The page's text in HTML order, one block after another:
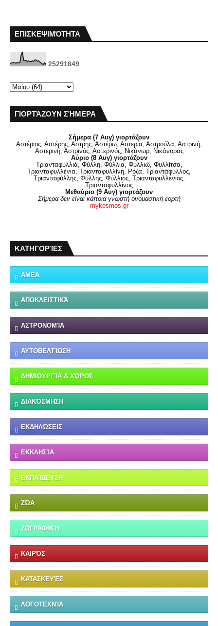
ΕΠΙΣΚΕΨΙΜΌΤΗΤΑ
25291649
ΓΙΟΡΤΆΖΟΥΝ ΣΉΜΕΡΑ
Σήμερα (7 Αυγ) γιορτάζουν
Αστέριος, Αστέρης, Αστρης, Αστέρω, Αστερία, Αστρούλα, Αστρινή,
Αστερινή, Αστρινός, Αστερινός, Νικάνωρ, Νικάνορας
Αύριο (8 Αυγ) γιορτάζουν
Τριανταφυλλιά, Φύλλη, Φύλλια, Φυλλιώ, Φυλλίτσα,
Τριανταφυλλένια, Τριανταφυλλίνη, Ρόζα, Τριαντάφυλλος,
Τριανταφύλλης, Φύλλης, Φύλλιος, Τριανταφυλλένιος,
Τριανταφυλλίνος
Μεθαύριο (9 Αυγ) γιορτάζουν
Σήμερα δεν είναι κάποια γνωστή ονομαστική εορτή
mykosmos.gr
ΚΑΤΗΓΟΡΊΕΣ
ΑΜΕΑ
ΑΠΟΚΛΕΙΣΤΙΚΆ
ΑΣΤΡΟΝΟΜΊΑ
ΑΥΤΟΒΕΛΤΊΩΣΗ
ΔΗΜΙΟΥΡΓΊΑ & ΧΏΡΟΣ
ΔΙΑΚΌΣΜΗΣΗ
ΕΚΔΗΛΏΣΕΙΣ
ΕΚΚΛΗΣΊΑ
ΕΚΠΑΊΔΕΥΣΗ
ΖΏΑ
ΖΩΓΡΑΦΙΚΉ
ΚΑΙΡΌΣ
ΚΑΤΑΣΚΕΥΈΣ
ΛΟΓΟΤΕΧΝΊΑ